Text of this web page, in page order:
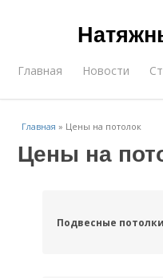
Главная Новости
Главная » Цены на потолок
Цены на
Подвесные потолки